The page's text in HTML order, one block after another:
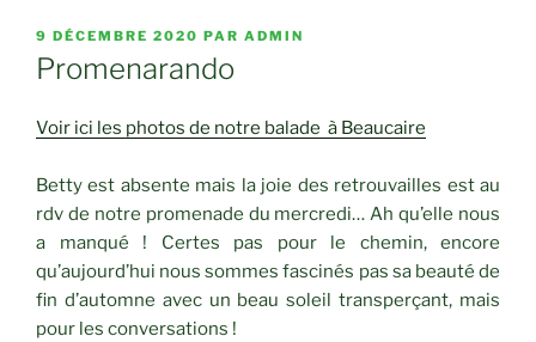
PUBLIÉ
LE
9 DÉCEMBRE 2020 PAR ADMIN
Promenarando
Voir ici les photos de notre balade à Beaucaire
Betty est absente mais la joie des retrouvailles est au
rdv de notre promenade du mercredi… Ah qu’elle nous
a manqué ! Certes pas pour le chemin, encore
qu’aujourd’hui nous sommes fascinés pas sa beauté de
fin d’automne avec un beau soleil transperçant, mais
pour les conversations !